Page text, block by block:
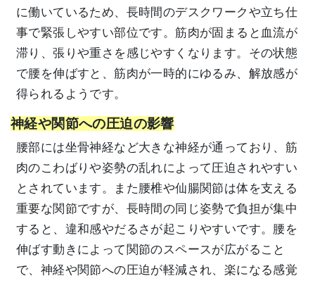
に働いているため、長時間のデスクワークや立ち仕
事で緊張しやすい部位です。筋肉が固まると血流が
滞り、張りや重さを感じやすくなります。その状態
で腰を伸ばすと、筋肉が一時的にゆるみ、解放感が
得られるようです。
神経や関節への圧迫の影響
腰部には坐骨神経など大きな神経が通っており、筋
肉のこわばりや姿勢の乱れによって圧迫されやすい
とされています。また腰椎や仙腸関節は体を支える
重要な関節ですが、長時間の同じ姿勢で負担が集中
すると、違和感やだるさが起こりやすいです。腰を
伸ばす動きによって関節のスペースが広がること
で、神経や関節への圧迫が軽減され、楽になる感覚